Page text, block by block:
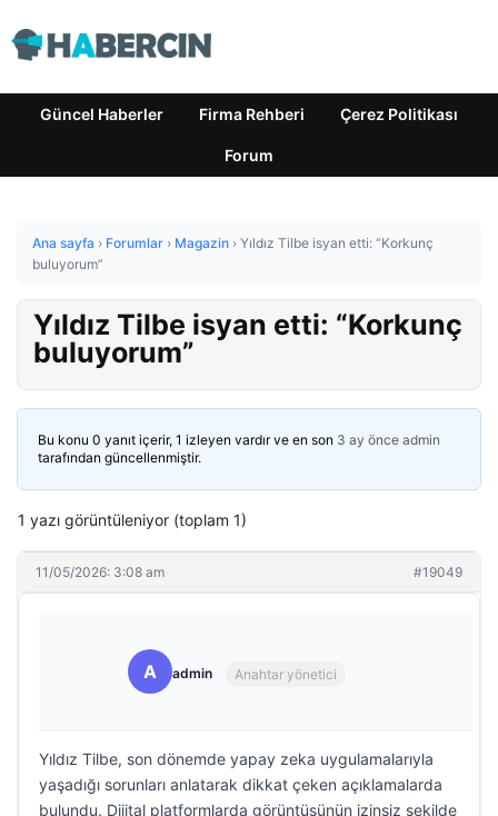
Güncel Haberler Firma Rehberi Çerez Politikası
Forum
Ana sayfa › Forumlar › Magazin › Yıldız Tilbe isyan etti: “Korkunç
buluyorum”
Yıldız Tilbe isyan etti: “Korkunç
buluyorum”
Bu konu 0 yanıt içerir, 1 izleyen vardır ve en son 3 ay önce admin
tarafından güncellenmiştir.
1 yazı görüntüleniyor (toplam 1)
11/05/2026: 3:08 am #19049
A admin Anahtar yönetici
Yıldız Tilbe, son dönemde yapay zeka uygulamalarıyla
yaşadığı sorunları anlatarak dikkat çeken açıklamalarda
bulundu. Dijital platformlarda görüntüsünün izinsiz şekilde